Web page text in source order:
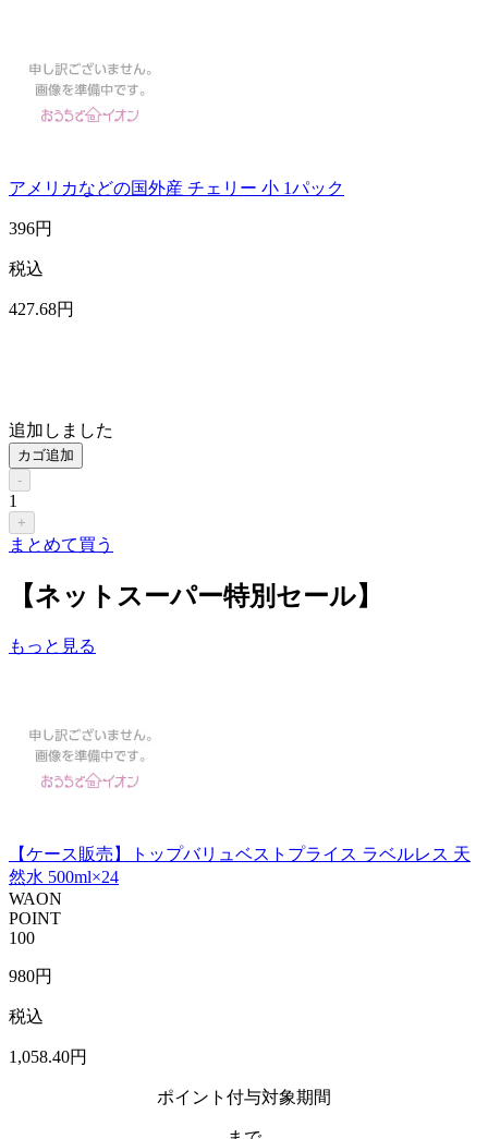
アメリカなどの国外産 チェリー 小 1パック
396円
税込
427.68円
追加しました
カゴ追加
-
1
+
まとめて買う
【ネットスーパー特別セール】
もっと見る
【ケース販売】トップバリュベストプライス ラベルレス 天
然水 500ml×24
WAON
POINT
100
980円
税込
1,058.40円
ポイント付与対象期間